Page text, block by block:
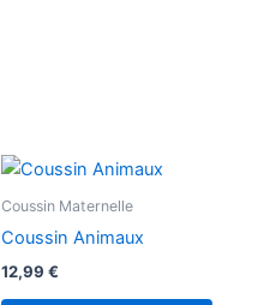
Coussin Maternelle
Coussin Animaux
12,99 €